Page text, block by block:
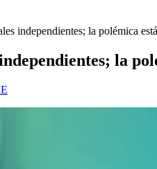
independientes; la polémica
la